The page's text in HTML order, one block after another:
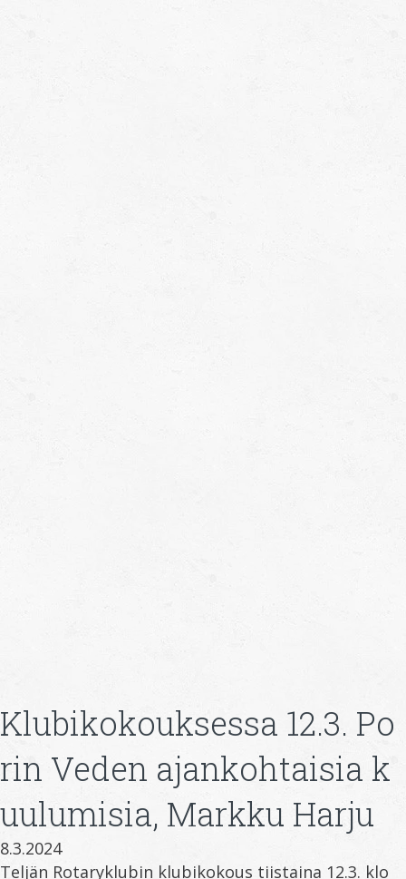
Klubikokouksessa 12.3. Po
rin Veden ajankohtaisia k
uulumisia, Markku Harju
8.3.2024
Teljän Rotaryklubin klubikokous tiistaina 12.3. klo